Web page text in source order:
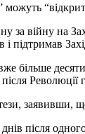
можуть
за війну на
підтримав
більше
Революції
після